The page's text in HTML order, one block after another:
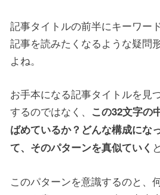
記事タイトルの前半にキーワー
記事を読みたくなるような疑問
よね。
お手本になる記事タイトルを見
するのではなく、
この32文字の
ばめているか？どんな構成にな
て、そのパターンを真似ていく
このパターンを意識するのと、